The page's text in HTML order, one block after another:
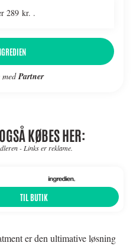
289 kr. .
medPartner
KØBES HER:
- Links er reklame.
TIL BUTIK
er den ultimative løsning